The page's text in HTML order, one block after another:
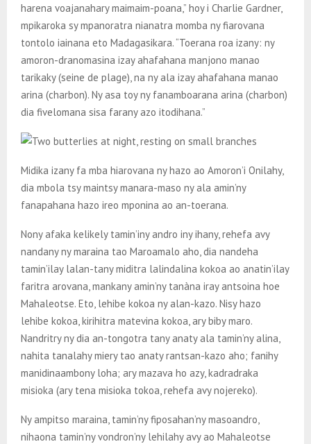
harena voajanahary maimaim-poana,” hoy i Charlie Gardner,
mpikaroka sy mpanoratra nianatra momba ny fiarovana
tontolo iainana eto Madagasikara. “Toerana roa izany: ny
amoron-dranomasina izay ahafahana manjono manao
tarikaky (seine de plage), na ny ala izay ahafahana manao
arina (charbon). Ny asa toy ny fanamboarana arina (charbon)
dia fivelomana sisa farany azo itodihana.”
Midika izany fa mba hiarovana ny hazo ao Amoron’i Onilahy,
dia mbola tsy maintsy manara-maso ny ala amin’ny
fanapahana hazo ireo mponina ao an-toerana.
Nony afaka kelikely tamin’iny andro iny ihany, rehefa avy
nandany ny maraina tao Maroamalo aho, dia nandeha
tamin’ilay lalan-tany miditra lalindalina kokoa ao anatin’ilay
faritra arovana, mankany amin’ny tanàna iray antsoina hoe
Mahaleotse. Eto, lehibe kokoa ny alan-kazo. Nisy hazo
lehibe kokoa, kirihitra matevina kokoa, ary biby maro.
Nandritry ny dia an-tongotra tany anaty ala tamin’ny alina,
nahita tanalahy miery tao anaty rantsan-kazo aho; fanihy
manidinaambony loha; ary mazava ho azy, kadradraka
misioka (ary tena misioka tokoa, rehefa avy nojereko).
Ny ampitso maraina, tamin’ny fiposahan’ny masoandro,
nihaona tamin’ny vondron’ny lehilahy avy ao Mahaleotse